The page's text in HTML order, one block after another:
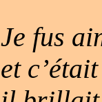
Je fus
et